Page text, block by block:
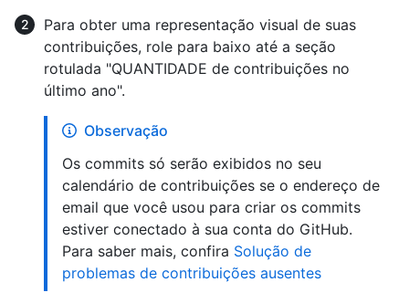
Para obter uma representação visual de suas
contribuições, role para baixo até a seção
rotulada "QUANTIDADE de contribuições no
último ano".
Observação
Os commits só serão exibidos no seu
calendário de contribuições se o endereço de
email que você usou para criar os commits
estiver conectado à sua conta do GitHub.
Para saber mais, confira Solução de
problemas de contribuições ausentes